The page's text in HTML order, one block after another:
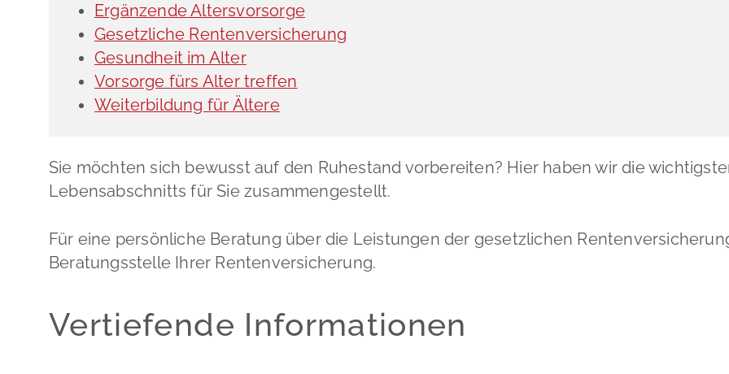
Ergänzende Altersvorsorge
Gesetzliche Rentenversicherung
Gesundheit im Alter
Vorsorge fürs Alter treffen
Weiterbildung für Ältere
Sie möchten sich bewusst auf den Ruhestand vorbereiten? Hier haben wir die
Lebensabschnitts für Sie zusammengestellt.
Für eine persönliche Beratung über die Leistungen der gesetzlichen
Beratungsstelle Ihrer Rentenversicherung.
Vertiefende Informationen